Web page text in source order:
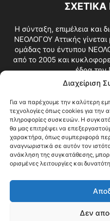
Διαχείριση
Για να παρέχουμε την καλύτερη
τεχνολογίες όπως cookies για
πληροφορίες συσκευών. Η
θα μας επιτρέψει να
χαρακτήρα, όπως συμπεριφορά
αναγνωριστικά σε αυτόν τον
ανάκληση της συγκατάθεσης,
ορισμένες λειτουργίες και
Δεν
Η σύνταξη, επιμέλεια και
ΝΕΟΛΟΓΟΥ Αττικής
ομάδας του έντυπου
από το 2005 και
έδρα
Επικοινωνία:
Videos Όροι